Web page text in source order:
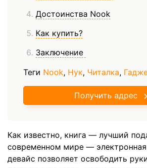
Достоинства Nook
Как купить?
Заключение
Теги Nook, Нук, Читалка,
Получить адрес
Как известно, книга — лучший
современном мире — электронная
девайс позволяет освободить